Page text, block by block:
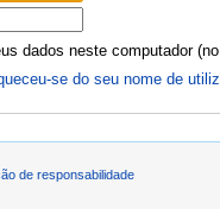
dados neste computador
se do seu nome de
de responsabilidade